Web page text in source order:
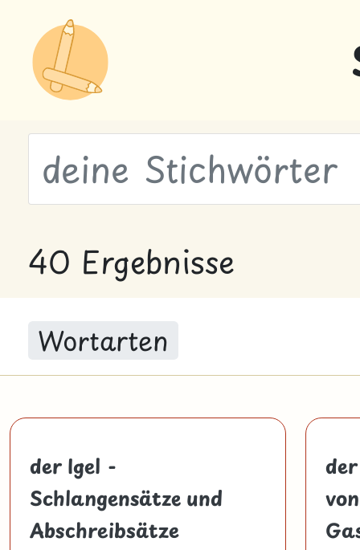
40 Ergebnisse
Wortarten
der Igel -
Schlangensätze und
Abschreibsätze
wähle Labels